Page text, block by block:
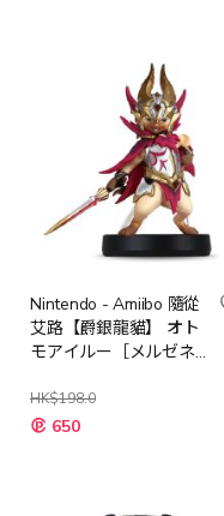
Nintendo - Amiibo 隨從
艾路【爵銀龍貓】 オト
モアイルー［メルゼネ
曉) - 實體Amiibo電子換
領券
HK$198.0
特
殊 650